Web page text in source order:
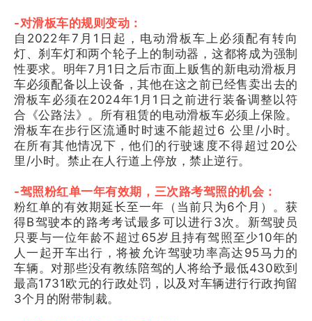
-对滑板车的规则变动：
自2022年7月1日起，电动滑板车上必须配有转向
灯、刹车灯和两个轮子上的制动器，这都将成为强制
性要求。明年7月1日之后市面上贩售的新电动滑板月
车必须配备以上设备，其他在这之前已经售卖出去的
滑板车必须在2024年1月1日之前进行装备调整以符
合《公路法》。所有租赁的电动滑板车必须上保险。
滑板车在步行区流通时时速不能超过6 公里/小时。
在所有其他情况下，他们的行驶速度不得超过20公
里/小时。禁止在人行道上停放，禁止逆行。
-驾照粉红单一年有效期，三次路考驾照的机会：
粉红单的有效期延长至一年（当前只为6个月）。获
得B驾驶本的路考考试最多可以进行3次。新驾驶员
只要与一位年龄不超过65岁且持有驾照至少10年的
人一起开车出行，将被允许驾驶功率高达95马力的
车辆。对那些没有教练陪驾的人将给予最低430欧到
最高1731欧元的行政处罚，以及对车辆进行行政拘留
3个月的附带制裁。